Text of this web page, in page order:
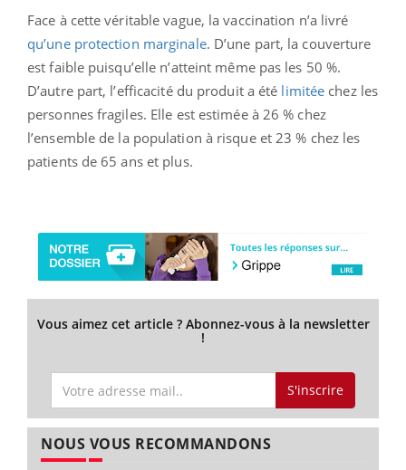
Face à cette véritable vague, la vaccination n’a livré
qu’une protection marginale. D’une part, la couverture
est faible puisqu’elle n’atteint même pas les 50 %.
D’autre part, l’efficacité du produit a été limitée chez les
personnes fragiles. Elle est estimée à 26 % chez
l’ensemble de la population à risque et 23 % chez les
patients de 65 ans et plus.
Vous aimez cet article ? Abonnez-vous à la newsletter
!
S'inscrire
NOUS VOUS RECOMMANDONS